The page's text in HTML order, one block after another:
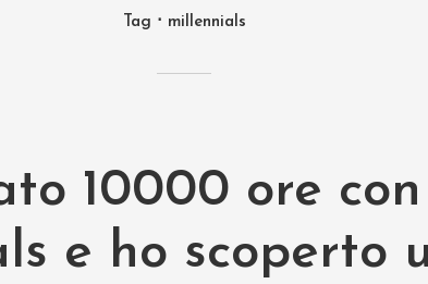
Tag millennials
10000 ore
e ho scoperto